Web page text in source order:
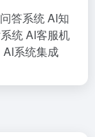
答系统AI知
统AI客服机
AI系统集成